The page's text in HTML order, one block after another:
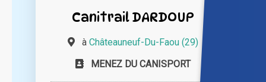
Canitrail DARDOUP
à Châteauneuf-Du-Faou (29)
MENEZ DU CANISPORT